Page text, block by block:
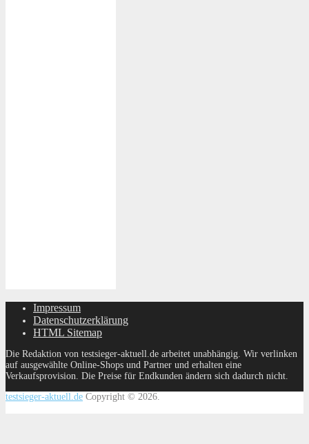
Impressum
Datenschutzerklärung
HTML Sitemap
Die Redaktion von testsieger-aktuell.de arbeitet unabhängig. Wir verlinken
auf ausgewählte Online-Shops und Partner und erhalten eine
Verkaufsprovision. Die Preise für Endkunden ändern sich dadurch nicht.
testsieger-aktuell.de Copyright © 2026.